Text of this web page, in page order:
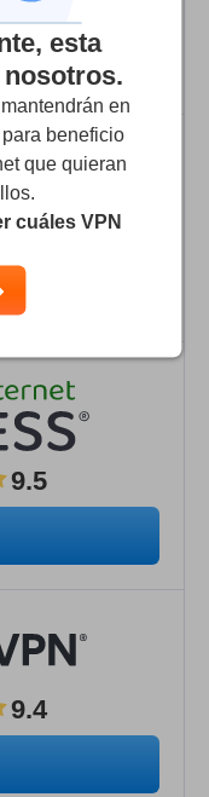
9.7
9.5
9.4
esta
nosotros.
en
beneficio
que quieran
cuáles VPN